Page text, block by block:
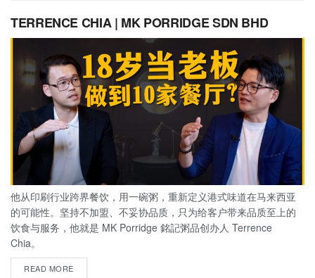
TERRENCE CHIA | MK PORRIDGE SDN BHD
他从印刷行业跨界餐饮，用一碗粥，重新定义港式味道在马来西亚
的可能性。坚持不加盟、不妥协品质，只为给客户带来品质至上的
饮食与服务，他就是 MK Porridge 銘記粥品创办人 Terrence
Chia。
READ MORE